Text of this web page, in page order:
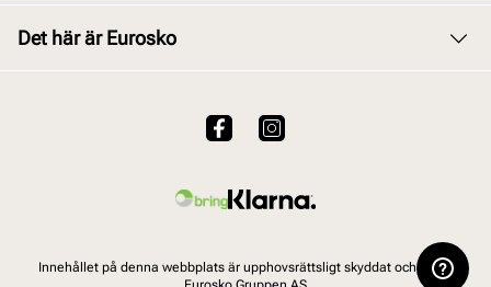
Köpvillkor
Användarvillkor för webbplatsen
Det här är Eurosko
Innehållet på denna webbplats är upphovsrättsligt skyddat och tillhör